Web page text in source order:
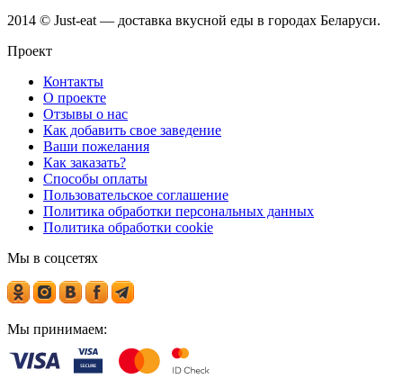
2014 © Just-eat — доставка вкусной еды в городах Беларуси.
Проект
Контакты
О проекте
Отзывы о нас
Как добавить свое заведение
Ваши пожелания
Как заказать?
Способы оплаты
Пользовательское соглашение
Политика обработки персональных данных
Политика обработки cookie
Мы в соцсетях
Мы принимаем: